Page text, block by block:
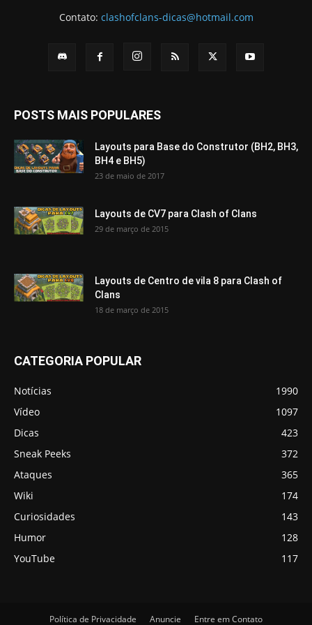
Contato: clashofclans-dicas@hotmail.com
POSTS MAIS POPULARES
Layouts para Base do Construtor (BH2, BH3,
BH4 e BH5)
23 de maio de 2017
Layouts de CV7 para Clash of Clans
29 de março de 2015
Layouts de Centro de vila 8 para Clash of
Clans
18 de março de 2015
CATEGORIA POPULAR
Notícias
1990
Vídeo
1097
Dicas
423
Sneak Peeks
372
Ataques
365
Wiki
174
Curiosidades
143
Humor
128
YouTube
117
Política de Privacidade Anuncie Entre em Contato